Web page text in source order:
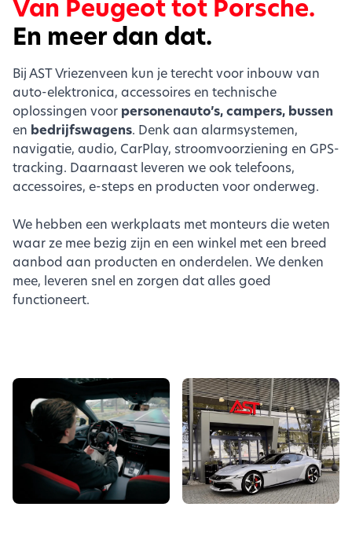
Van Peugeot tot Porsche.
En meer dan dat.
Bij AST Vriezenveen kun je terecht voor inbouw van
auto-elektronica, accessoires en technische
oplossingen voor personenauto’s, campers, bussen
en bedrijfswagens. Denk aan alarmsystemen,
navigatie, audio, CarPlay, stroomvoorziening en GPS-
tracking. Daarnaast leveren we ook telefoons,
accessoires, e-steps en producten voor onderweg.
We hebben een werkplaats met monteurs die weten
waar ze mee bezig zijn en een winkel met een breed
aanbod aan producten en onderdelen. We denken
mee, leveren snel en zorgen dat alles goed
functioneert.